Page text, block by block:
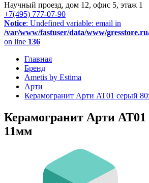
Научный проезд, дом 12, офис 5, этаж 1
+7(495) 777-07-90
Notice: Undefined variable: email in
/var/www/fastuser/data/www/
on line 136
Главная
Бренд
Ametis by Estima
Арти
Керамогранит Арти AT01 серый
Керамогранит Арти AT01
11мм